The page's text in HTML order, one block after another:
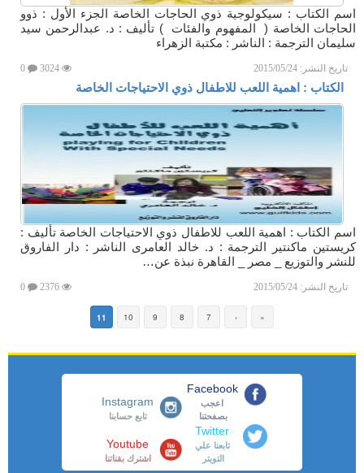
اسم الكتاب : سيكولوجية ذوي الحاجات الخاصة الجزء الأول : ذوو
الحاجات الخاصة ( المفهوم والفئات ) تأليف : د. عبدالرحمن سيد
سليمان الترجمة : الناشر : مكتبة الزهراء
تاريخ النشر: 2015/05/24
الكتاب : اهمية اللعب للاطفال ذوي الاحتياجات الخاصة
اسم الكتاب : اهمية اللعب للاطفال ذوي الاحتياجات الخاصة تأليف :
كريستين ماكنتير الترجمة : د. خالد العامرى الناشر : دار الفاروق
للنشر والتوزيع _ مصر _ القاهرة نبذة عن…
تاريخ النشر: 2015/05/24
«
‹
7
8
9
10
11
Facebook
اعجب
بصفحتنا
Instagram
تابع حسابنا
Twitter
تابعنا علي
التويتر
Youtube
اشترك بقناتنا